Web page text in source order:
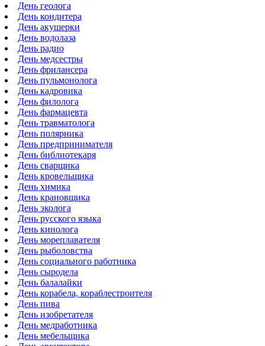
День геолога
День кондитера
День акушерки
День водолаза
День радио
День медсестры
День фрилансера
День пульмонолога
День кадровика
День филолога
День фармацевта
День травматолога
День полярника
День предпринимателя
День библиотекаря
День сварщика
День кровельщика
День химика
День крановщика
День эколога
День русского языка
День кинолога
День мореплавателя
День рыболовства
День социального работника
День сыродела
День балалайки
День корабела, кораблестроителя
День пива
День изобретателя
День медработника
День мебельщика